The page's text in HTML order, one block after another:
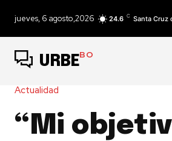
jueves, 6 agosto,2026 24.6 C Santa Cruz
URBEBO
Actualidad
“Mi